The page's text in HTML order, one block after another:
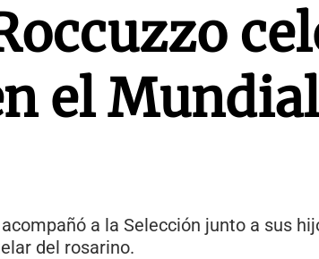
el
a la Selección junto a sus
del rosarino.